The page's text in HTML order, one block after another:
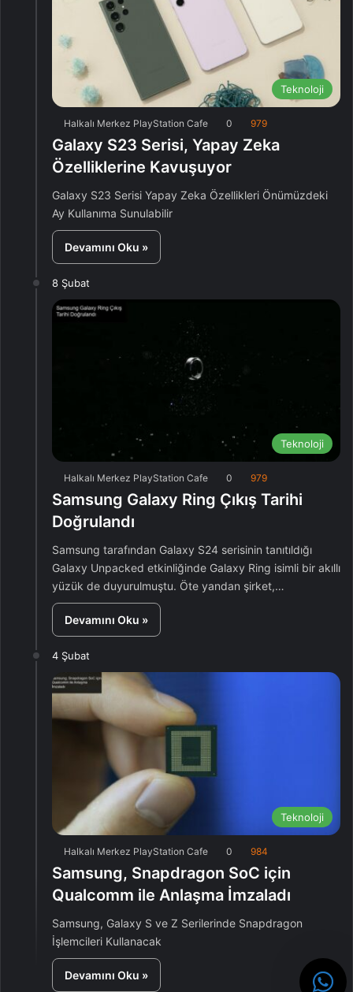
Teknoloji
Halkalı Merkez PlayStation Cafe 0 979
Galaxy S23 Serisi, Yapay Zeka
Özelliklerine Kavuşuyor
Galaxy S23 Serisi Yapay Zeka Özellikleri Önümüzdeki
Ay Kullanıma Sunulabilir
Devamını Oku »
8 Şubat
Teknoloji
Halkalı Merkez PlayStation Cafe 0 979
Samsung Galaxy Ring Çıkış Tarihi
Doğrulandı
Samsung tarafından Galaxy S24 serisinin tanıtıldığı
Galaxy Unpacked etkinliğinde Galaxy Ring isimli bir akıllı
yüzük de duyurulmuştu. Öte yandan şirket,…
Devamını Oku »
4 Şubat
Teknoloji
Halkalı Merkez PlayStation Cafe 0 984
Samsung, Snapdragon SoC için
Qualcomm ile Anlaşma İmzaladı
Samsung, Galaxy S ve Z Serilerinde Snapdragon
İşlemcileri Kullanacak
Devamını Oku »